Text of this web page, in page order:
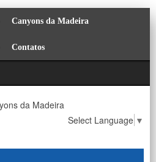
Canyons da Madeira
Contatos
Select Language ▼